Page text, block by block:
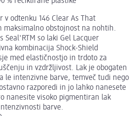
v odtenku 146 Clear As That
maksimalno obstojnost na nohtih.
so laki Gel Lacquer
kombinacija Shock-Shield
med elastičnostjo in trdoto za
in vzdržljivost. Lak je obogaten
le intenzivne barve, temveč tudi nego
razporedi in jo lahko nanesete
nanesite visoko pigmentiran lak
barve.